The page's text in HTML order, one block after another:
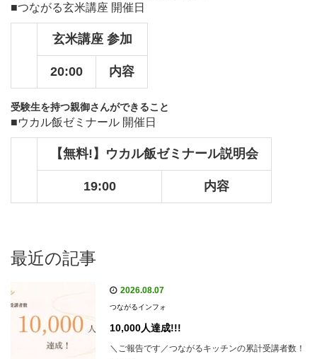
■つながる玄米講座 開催日
玄米講座 参加
20:00 内容
受験生を持つ親御さんができること
■ウカル飯ゼミナール 開催日
【無料!】ウカル飯ゼミナール説明会
19:00 内容
最近の記事
2026.08.07
つながるインフォ
10,000人達成!!!
＼ご報告です／つながるキッチンの累計受講者数！